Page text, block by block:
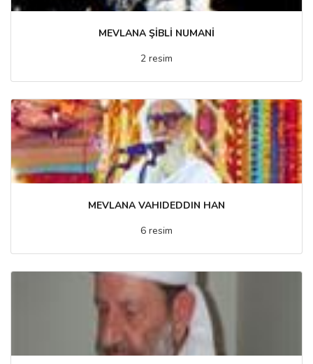
MEVLANA ŞİBLİ NUMANİ
2 resim
MEVLANA VAHIDEDDIN HAN
6 resim